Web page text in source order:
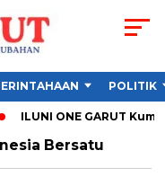
POLITIK
ILUNI ONE GARUT
Bersatu